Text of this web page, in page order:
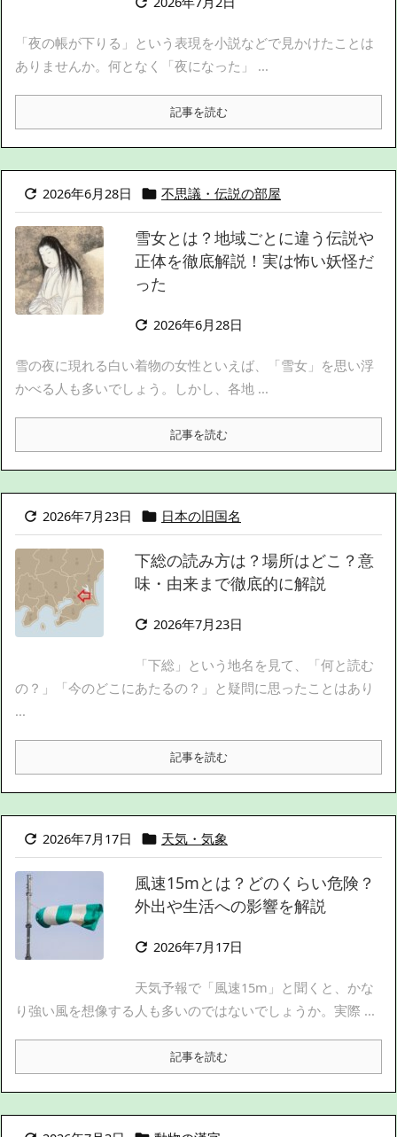
「夜の帳が下りる」という表現を小説などで見かけたことは
ありませんか。何となく「夜になった」 ...
記事を読む
 2026年6月28日  不思議・伝説の部屋
雪女とは？地域ごとに違う伝説や
正体を徹底解説！実は怖い妖怪だ
った
 2026年6月28日
雪の夜に現れる白い着物の女性といえば、「雪女」を思い浮
かべる人も多いでしょう。しかし、各地 ...
記事を読む
 2026年7月23日  日本の旧国名
下総の読み方は？場所はどこ？意
味・由来まで徹底的に解説
 2026年7月23日
「下総」という地名を見て、「何と読む
の？」「今のどこにあたるの？」と疑問に思ったことはあり
...
記事を読む
 2026年7月17日  天気・気象
風速15mとは？どのくらい危険？
外出や生活への影響を解説
 2026年7月17日
天気予報で「風速15m」と聞くと、かな
り強い風を想像する人も多いのではないでしょうか。実際 ...
記事を読む